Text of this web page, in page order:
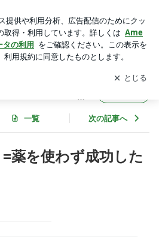
ン・ヘルスサイエンス専門学院
体治療
ブログの更新通知
を受け取りまし
開く
専門学院
一覧 次の記事へ
薬を使わず成功した
=